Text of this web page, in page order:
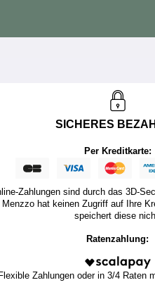
SICHERES
Per Kreditkarte:
Zahlungen sind durch das 3D-
Menzzo hat keinen Zugriff auf Ihre
speichert diese
Ratenzahlung:
Flexible Zahlungen oder in 3/4 Raten